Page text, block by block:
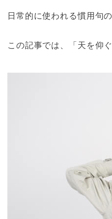
日常的に使われる慣用句
この記事では、「天を仰